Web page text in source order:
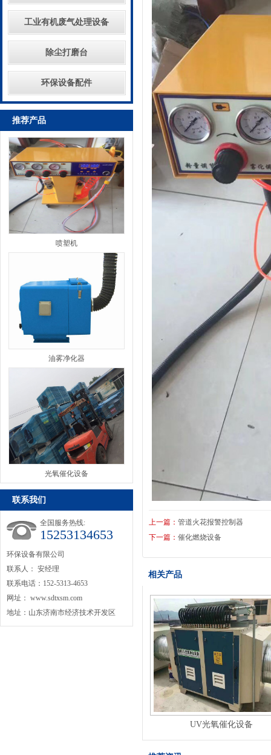
工业有机废气处理设备
除尘打磨台
环保设备配件
推荐产品
喷塑机
油雾净化器
光氧催化设备
联系我们
全国服务热线:
15253134653
环保设备有限公司
联系人： 安经理
联系电话：152-5313-4653
网址： www.sdtxsm.com
地址：山东济南市经济技术开发区
上一篇： 管道火花报警控制器
下一篇： 催化燃烧设备
相关产品
UV光氧催化设备